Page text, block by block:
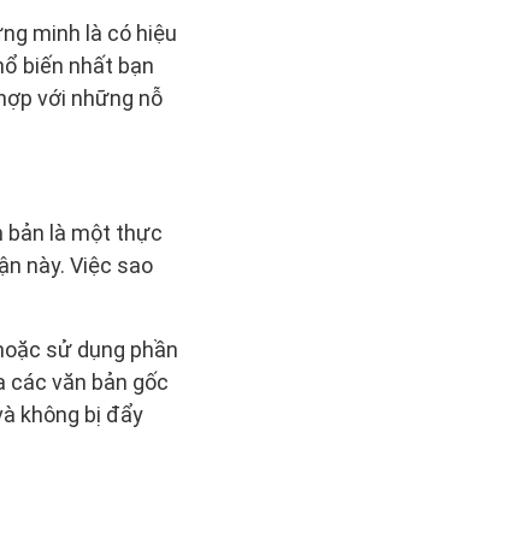
minh là có hiệu
biến nhất bạn
với những nỗ
bản là một thực
này. Việc sao
sử dụng phần
các văn bản gốc
không bị đẩy